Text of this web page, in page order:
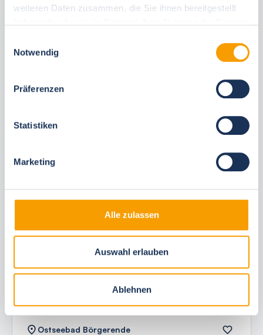
weiteren Daten zusammen, die Sie ihnen bereitgestellt
Notwendig
Präferenzen
Statistiken
Marketing
Alle zulassen
Auswahl erlauben
Ablehnen
Personal consultations
You may also like these accommodations
Ostseebad Börgerende